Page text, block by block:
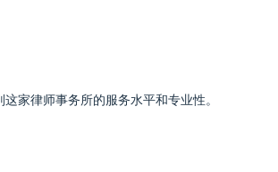
家律师事务所的服务水平和专业性。